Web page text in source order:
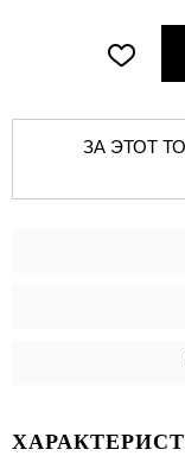
ЗА ЭТОТ ТОВАР МОЖНО